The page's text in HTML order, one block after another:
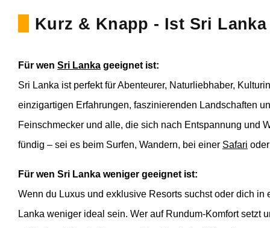
Kurz & Knapp - Ist Sri
Für wen Sri Lanka geeignet ist:
Sri Lanka ist perfekt für Abenteurer, Naturliebhaber,
einzigartigen Erfahrungen, faszinierenden Landschaften
Feinschmecker und alle, die sich nach Entspannung und
fündig – sei es beim Surfen, Wandern, bei einer Safari
Für wen Sri Lanka weniger geeignet ist:
Wenn du Luxus und exklusive Resorts suchst oder dich
Lanka weniger ideal sein. Wer auf Rundum-Komfort setzt